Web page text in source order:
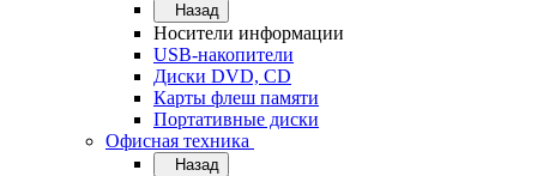
Назад
Носители информации
USB-накопители
Диски DVD, CD
Карты флеш памяти
Портативные диски
Офисная техника
Назад